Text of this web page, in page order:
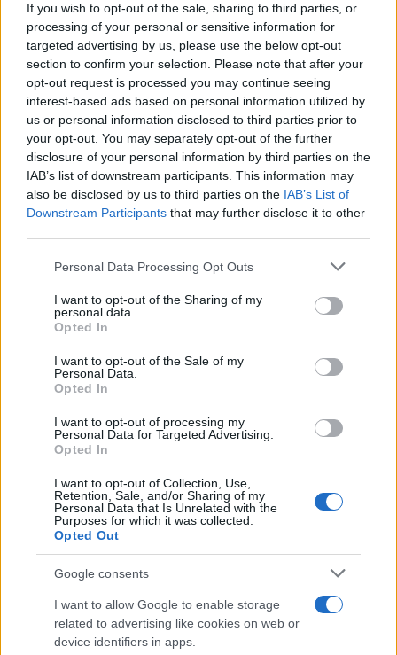
If you wish to opt-out of the sale, sharing to third parties, or
processing of your personal or sensitive information for
targeted advertising by us, please use the below opt-out
section to confirm your selection. Please note that after your
opt-out request is processed you may continue seeing
interest-based ads based on personal information utilized by
us or personal information disclosed to third parties prior to
your opt-out. You may separately opt-out of the further
disclosure of your personal information by third parties on the
IAB’s list of downstream participants. This information may
also be disclosed by us to third parties on the IAB’s List of
Downstream Participants that may further disclose it to other
Please note that this website/app uses one or more Google
not limited to your visit or usage behaviour. You may click to
grant or deny consent to Google and its third-party tags to
use your data for below specified purposes in below Google
consent section.
Personal Data Processing Opt Outs
I want to opt-out of the Sharing of my
personal data.
Opted In
I want to opt-out of the Sale of my
Personal Data.
Opted In
I want to opt-out of processing my
Personal Data for Targeted Advertising.
Opted In
I want to opt-out of Collection, Use,
Retention, Sale, and/or Sharing of my
Personal Data that Is Unrelated with the
Purposes for which it was collected.
Opted Out
Google consents
I want to allow Google to enable storage
related to advertising like cookies on web or
device identifiers in apps.
Condividi l'articolo
F
a
ce
b
o
o
T
w
it
te
r
Pi
n
te
re
st
W
h
at
s
A
p
p
S
h
a
re
Articolo precedente
Prossimo articolo
NOTIZIE RECENTI
“Sul filo del discorso”: sold out ad Olbia per il
reading su Atzeni
La Maddalena, festa per i 30 anni del Diving
center di Tegge
Esce di strada con l’auto ad Arzachena: ferito il
Turiste si perdono a Tavolara: salvate dai vigili
del fuoco
Meteo Olbia 6 agosto, migliora il tempo in
Gallura